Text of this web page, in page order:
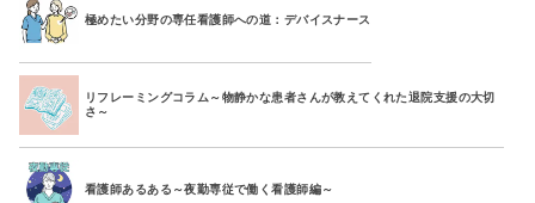
極めたい分野の専任看護師への道：デバイスナース
リフレーミングコラム～物静かな患者さんが教えてくれた退院支援の大切
さ～
看護師あるある～夜勤専従で働く看護師編～